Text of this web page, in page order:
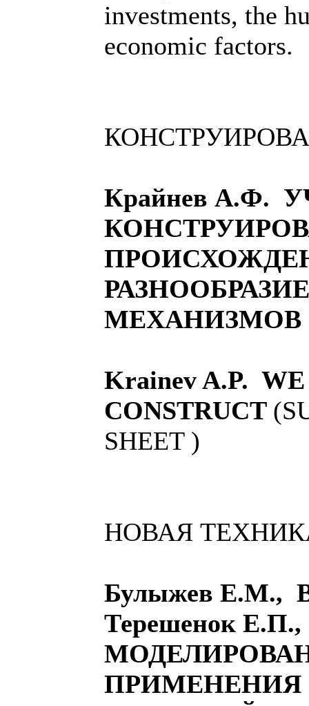
investments, the
economic factors.
Крайнев А.Ф.
МЕХАНИЗМОВ
Krainev A.P.
CONSTRUCT
SHEET )
НОВАЯ
Булыжев Е.М.,
Терешенок
ПРИМЕНЕНИЯ